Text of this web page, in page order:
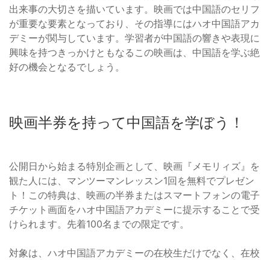
出来事の大切さを描いています。映画では中国語のセリフ
が重要な要素となっており、その指導にはハオ中国語アカ
デミーが関与しています。学習者が中国語の響きや表現に
興味を持つきっかけともなるこの映画は、中国語を学ぶ絶
好の機会となるでしょう。
映画半券を持って中国語を学ぼう！
公開日から始まる特別企画として、映画『メモリィズ』を
観た人には、マンツーマンレッスン1回を無料でプレゼン
ト！この特典は、映画の半券またはスマートフォンの電子
チケット画面をハオ中国語アカデミーに提示することで受
けられます。先着100名までの限定です。
対象は、ハオ中国語アカデミーの在校生だけでなく、在校